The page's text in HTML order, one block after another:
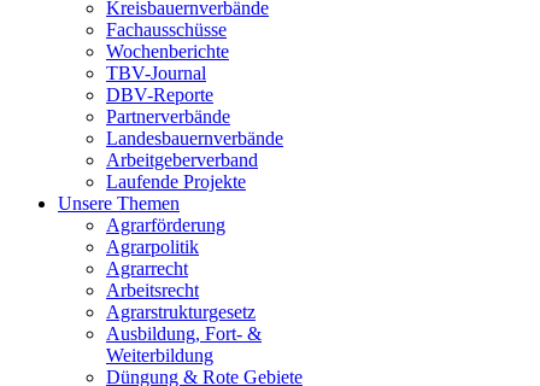
Kreisbauernverbände
Fachausschüsse
Wochenberichte
TBV-Journal
DBV-Reporte
Partnerverbände
Landesbauernverbände
Arbeitgeberverband
Laufende Projekte
Unsere Themen
Agrarförderung
Agrarpolitik
Agrarrecht
Arbeitsrecht
Agrarstrukturgesetz
Ausbildung, Fort- &
Weiterbildung
Düngung & Rote Gebiete